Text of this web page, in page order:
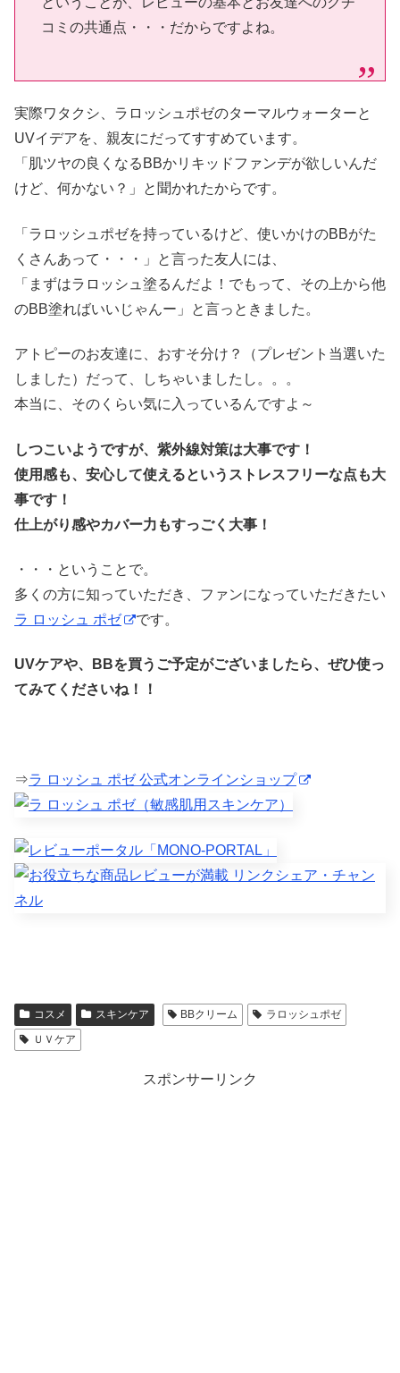
コミの共通点・・・だからですよね。
実際ワタクシ、ラロッシュポゼのターマルウォーターと
UVイデアを、親友にだってすすめています。
「肌ツヤの良くなるBBかリキッドファンデが欲しいんだ
けど、何かない？」と聞かれたからです。
「ラロッシュポゼを持っているけど、使いかけのBBがた
くさんあって・・・」と言った友人には、
「まずはラロッシュ塗るんだよ！でもって、その上から他
のBB塗ればいいじゃんー」と言っときました。
アトピーのお友達に、おすそ分け？（プレゼント当選いた
しました）だって、しちゃいましたし。。。
本当に、そのくらい気に入っているんですよ～
しつこいようですが、紫外線対策は大事です！
使用感も、安心して使えるというストレスフリーな点も大
事です！
仕上がり感やカバー力もすっごく大事！
・・・ということで。
多くの方に知っていただき、ファンになっていただきたい
ラ ロッシュ ポゼ
です。
UVケアや、BBを買うご予定がございましたら、ぜひ使っ
てみてくださいね！！
⇒ラ ロッシュ ポゼ 公式オンラインショップ
コスメ スキンケア BBクリーム
ラロッシュポゼ
ＵＶケア
スポンサーリンク